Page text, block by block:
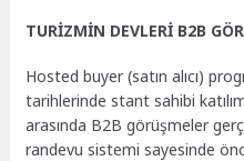
TURİZMİN DEVLERİ B2B
Hosted buyer (satın alıcı)
tarihlerinde stant sahibi
arasında B2B görüşmeler
randevu sistemi sayesinde